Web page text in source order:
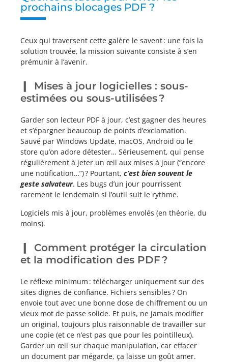
prochains blocages PDF ?
Ceux qui traversent cette galère le savent : une fois la
solution trouvée, la mission suivante consiste à s’en
prémunir à l’avenir.
Mises à jour logicielles : sous-
estimées ou sous-utilisées ?
Garder son lecteur PDF à jour, c’est gagner des heures
et s’épargner beaucoup de points d’exclamation.
Sauvé par Windows Update, macOS, Android ou le
store qu’on adore détester… Sérieusement, qui pense
régulièrement à jeter un œil aux mises à jour (“encore
une notification…”) ? Pourtant, c’est bien souvent le
geste salvateur. Les bugs d’un jour pourrissent
rarement le lendemain si l’outil suit le rythme.
Logiciels mis à jour, problèmes envolés (en théorie, du
moins).
Comment protéger la circulation
et la modification des PDF ?
Le réflexe minimum : télécharger uniquement sur des
sites dignes de confiance. Fichiers sensibles ? On
envoie tout avec une bonne dose de chiffrement ou un
vieux mot de passe solide. Et puis, ne jamais modifier
un original, toujours plus raisonnable de travailler sur
une copie (et ce n’est pas que pour les pointilleux).
Garder un œil sur chaque manipulation, car effacer
un document par mégarde, ça laisse un goût amer.